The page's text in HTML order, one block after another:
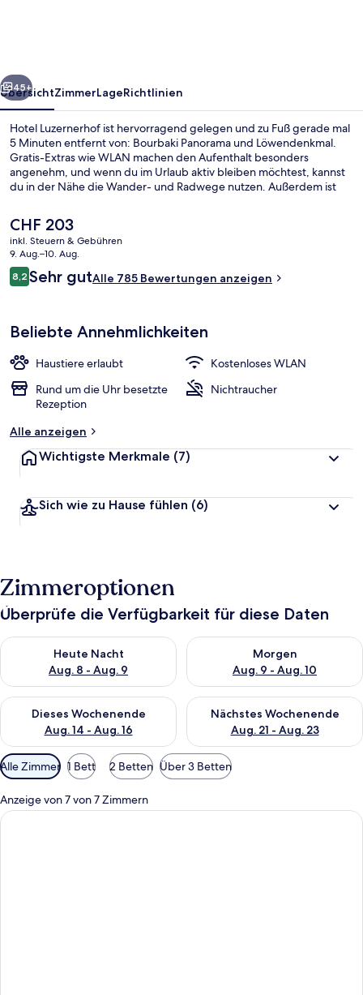
Weiter
45+
ÜbersichtZimmerLageRichtlinien
Hotel Luzernerhof ist hervorragend gelegen und zu Fuß gerade mal
5 Minuten entfernt von: Bourbaki Panorama und Löwendenkmal.
Gratis-Extras wie WLAN machen den Aufenthalt besonders
angenehm, und wenn du im Urlaub aktiv bleiben möchtest, kannst
du in der Nähe die Wander- und Radwege nutzen. Außerdem ist
Luzern und Kapellbrücke. Das hilfsbereite Personal und die Lage
erhalten tolle Bewertungen von anderen Reisenden.
Der
aktuelle
Preis
beträgt
CHF 203.
CHF 203
inkl. Steuern & Gebühren
9. Aug.–10. Aug.
Bewertungen
8,28,2 von 10.
Sehr gutAlle 785 Bewertungen anzeigen
Beliebte Annehmlichkeiten
Haustiere erlaubt
Kostenloses WLAN
Rund um die Uhr besetzte
Rezeption
Nichtraucher
Alle anzeigen
Wichtigste Merkmale (7)
Sich wie zu Hause fühlen (6)
Zimmeroptionen
Überprüfe die Verfügbarkeit für diese Daten
Heute Nacht
Aug. 8 - Aug. 9
Überprüfe die Verfügbarkeit für heute Nacht, Aug. 8 - Aug. 9.
Morgen
Aug. 9 - Aug. 10
Überprüfe die Verfügbarkeit
Dieses Wochenende
Aug. 14 - Aug. 16
Überprüfe die Verfügbarkeit für dieses Wochenende, Aug. 14
Nächstes Wochenende
Aug. 21 - Aug. 23
Überprüfe die Verfügbarkeit
Verfügbare
Filter
für
Zimmer
Alle Zimmer 1 Bett 2 Betten Über 3 Betten
Anzeige von 7 von 7 Zimmern